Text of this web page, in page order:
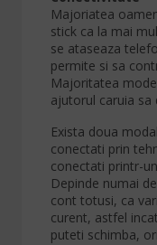
Majoriatea
stick ca la mai
se ataseaza
permite si sa
Majoritatea
ajutorul caruia
Exista doua
conectati prin
conectati printr-
Depinde numai
cont totusi, ca
curent, astfel
puteti schimba,